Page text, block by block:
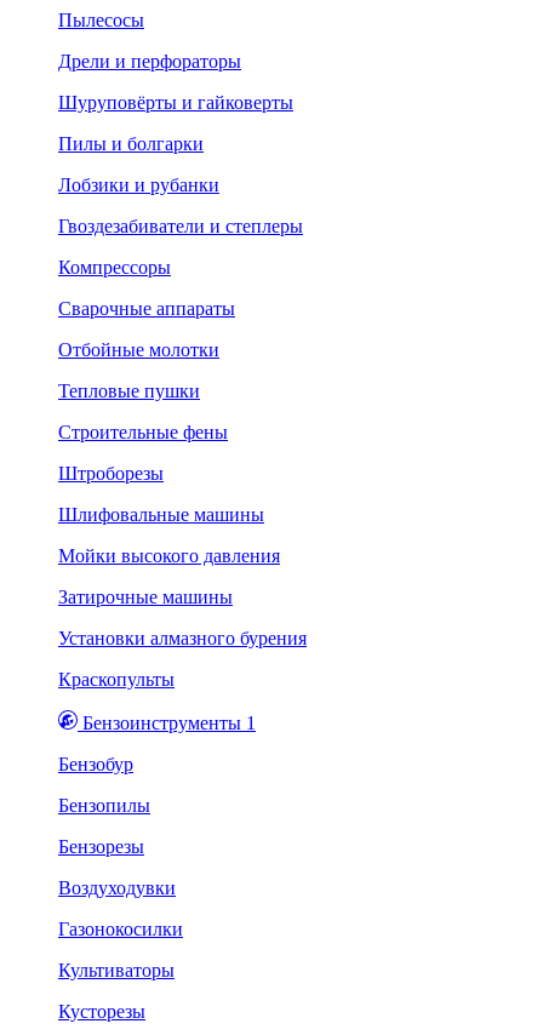
Пылесосы
Дрели и перфораторы
Шуруповёрты и гайковерты
Пилы и болгарки
Лобзики и рубанки
Гвоздезабиватели и степлеры
Компрессоры
Сварочные аппараты
Отбойные молотки
Тепловые пушки
Строительные фены
Штроборезы
Шлифовальные машины
Мойки высокого давления
Затирочные машины
Установки алмазного бурения
Краскопульты
Бензоинструменты 1
Бензобур
Бензопилы
Бензорезы
Воздуходувки
Газонокосилки
Культиваторы
Кусторезы